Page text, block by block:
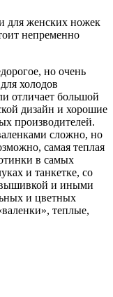
для женских ножек
непременно
но очень
холодов
отличает большой
дизайн и хорошие
производителей.
сложно, но
самая теплая
в самых
и танкетке, со
и иными
и цветных
теплые,